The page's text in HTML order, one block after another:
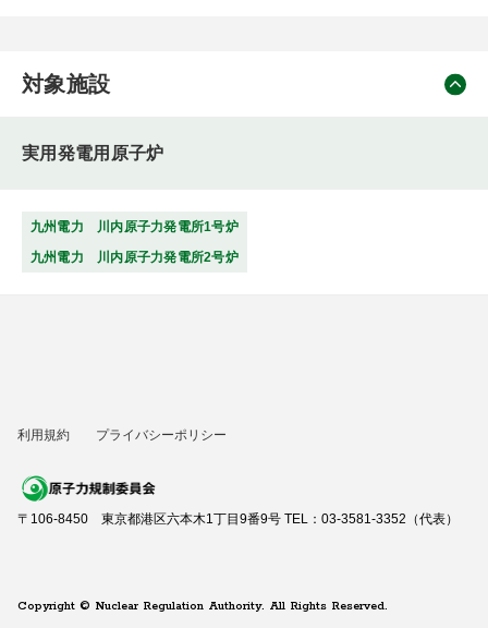
対象施設
実用発電用原子炉
九州電力 川内原子力発電所1号炉
九州電力 川内原子力発電所2号炉
利用規約 プライバシーポリシー
〒106-8450 東京都港区六本木1丁目9番9号 TEL：03-3581-3352（代表）
Copyright © Nuclear Regulation Authority. All Rights Reserved.